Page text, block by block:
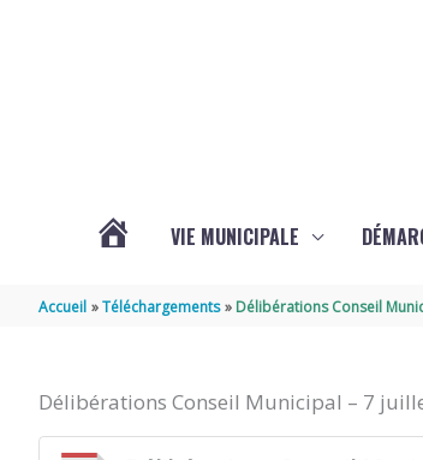
VIE MUNICIPALE
Accueil Téléchargements Délibérations Conseil
Délibérations Conseil Municipal – 7